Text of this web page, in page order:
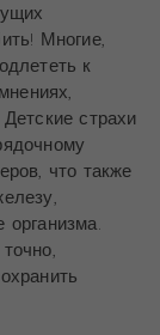
Многие,
к
страхи
что также
организма.